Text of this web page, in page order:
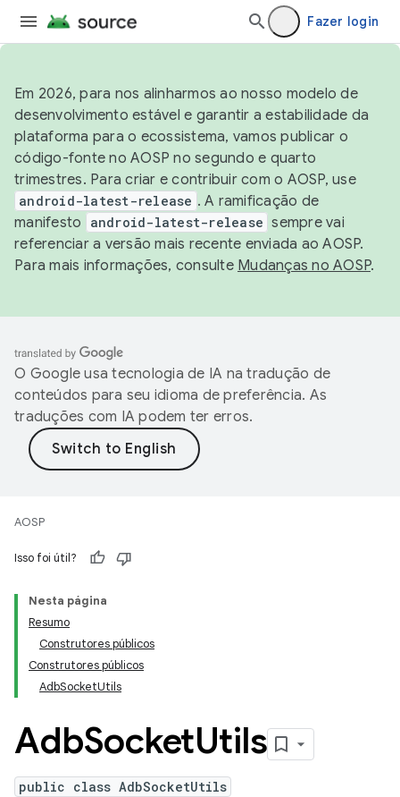
Fazer login
Em 2026, para nos alinharmos ao nosso modelo de
desenvolvimento estável e garantir a estabilidade da
plataforma para o ecossistema, vamos publicar o
código-fonte no AOSP no segundo e quarto
trimestres. Para criar e contribuir com o AOSP, use
android-latest-release . A ramificação de
manifesto
android-latest-release sempre vai
referenciar a versão mais recente enviada ao AOSP.
Para mais informações, consulte Mudanças no AOSP.
O Google usa tecnologia de IA na tradução de
conteúdos para seu idioma de preferência. As
traduções com IA podem ter erros.
AOSP
Isso foi útil?
Nesta página
Resumo
Construtores públicos
Construtores públicos
AdbSocketUtils
AdbSocketUtils
public class AdbSocketUtils